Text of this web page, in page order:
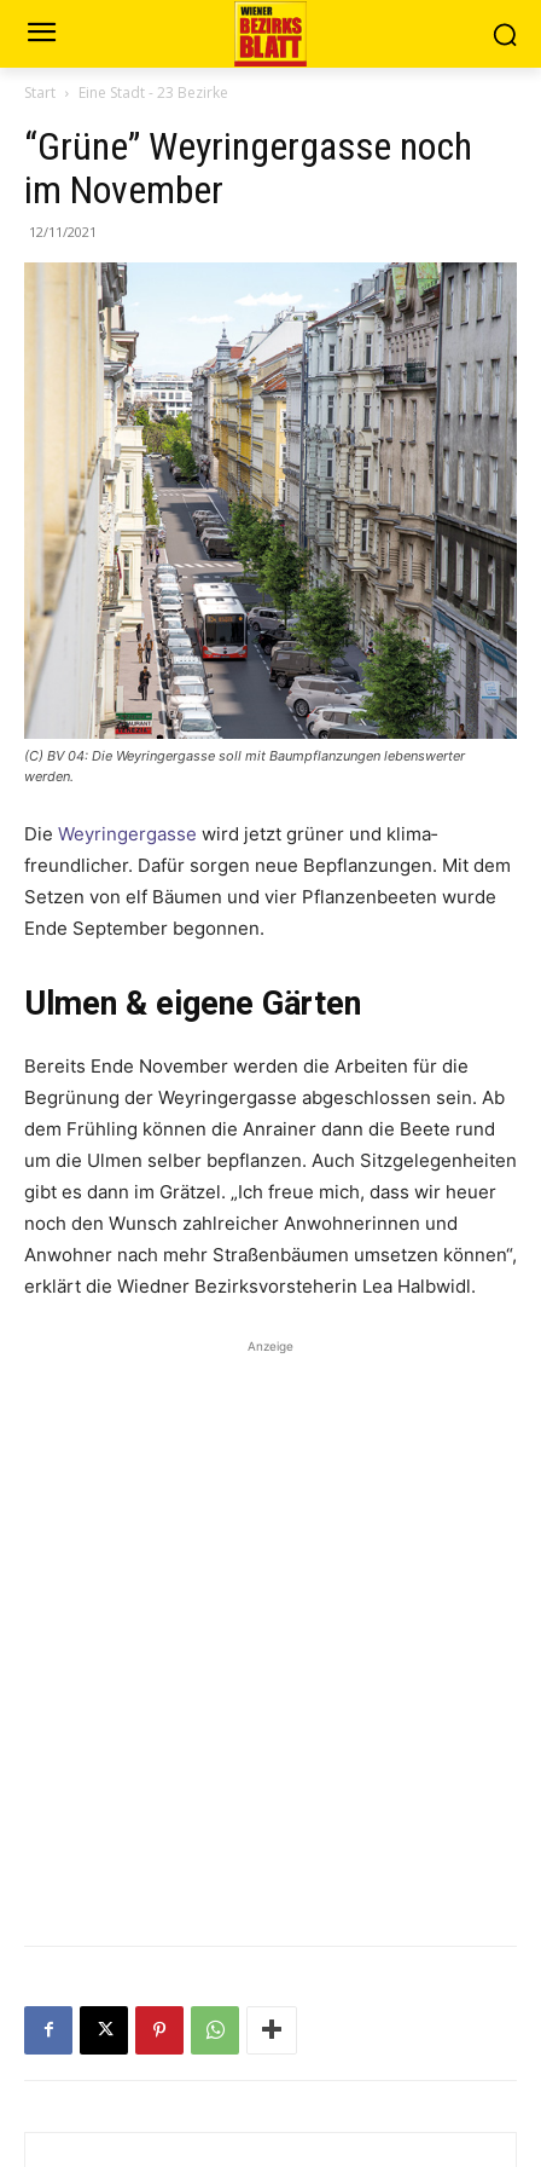
Start Eine Stadt - 23 Bezirke
“Grüne” Weyringergasse noch
im November
12/11/2021
(C) BV 04: Die Weyringergasse soll mit Baumpflanzungen lebenswerter
werden.
Die Weyringergasse wird jetzt grüner und klima­
freundlicher. Dafür sorgen neue Bepflanzungen. Mit dem
Setzen von elf Bäumen und vier Pflanzenbeeten wurde
Ende September begonnen.
Ulmen & eigene Gärten
Bereits Ende November werden die Arbeiten für die
Begrünung der Weyringergasse abgeschlossen sein. Ab
dem Frühling können die Anrainer dann die Beete rund
um die Ulmen selber bepflanzen. Auch Sitzgelegenheiten
gibt es dann im Grätzel. „Ich freue mich, dass wir heuer
noch den Wunsch zahlreicher Anwohnerinnen und
Anwohner nach mehr Straßenbäumen umsetzen können“,
erklärt die Wiedner Bezirksvorsteherin Lea ­Halbwidl.
Anzeige